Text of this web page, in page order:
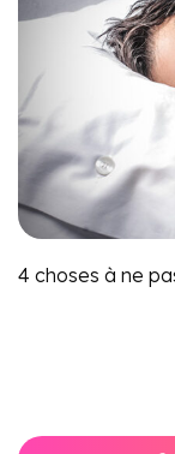
4 choses à ne